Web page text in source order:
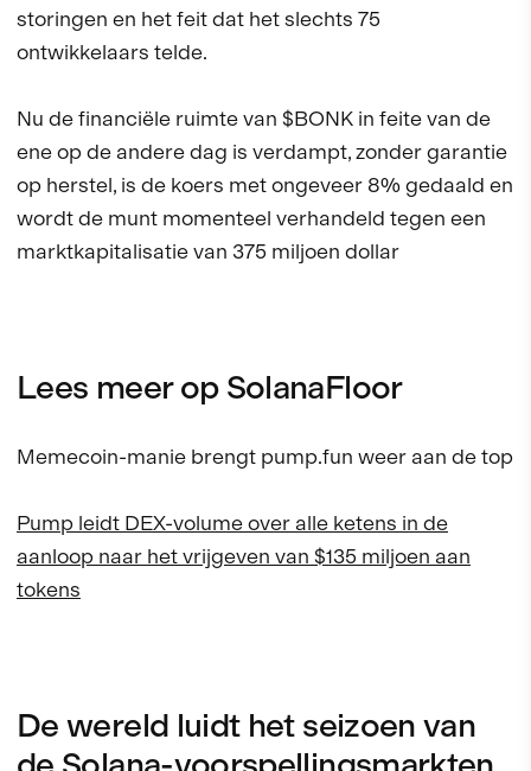
storingen en het feit dat het slechts 75
ontwikkelaars telde.
Nu de financiële ruimte van $BONK in feite van de
ene op de andere dag is verdampt, zonder garantie
op herstel, is de koers met ongeveer 8% gedaald en
wordt de munt momenteel verhandeld tegen een
marktkapitalisatie van 375 miljoen dollar
Lees meer op SolanaFloor
Memecoin-manie brengt pump.fun weer aan de top
Pump leidt DEX-volume over alle ketens in de
aanloop naar het vrijgeven van $135 miljoen aan
tokens
De wereld luidt het seizoen van